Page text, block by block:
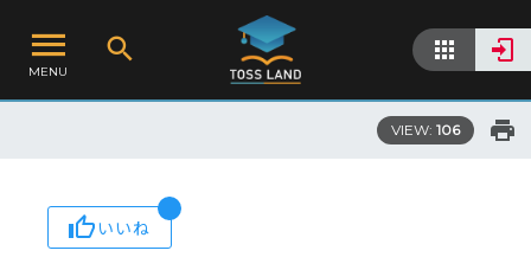
MENU
VIEW: 106
いいね